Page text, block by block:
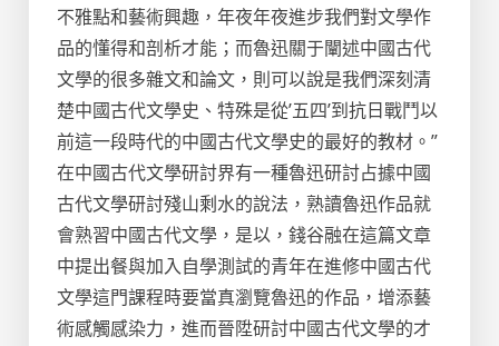
不雅點和藝術興趣，年夜年夜進步我們對文學作
品的懂得和剖析才能；而魯迅關于闡述中國古代
文學的很多雜文和論文，則可以說是我們深刻清
楚中國古代文學史、特殊是從’五四’到抗日戰鬥以
前這一段時代的中國古代文學史的最好的教材。”
在中國古代文學研討界有一種魯迅研討占據中國
古代文學研討殘山剩水的說法，熟讀魯迅作品就
會熟習中國古代文學，是以，錢谷融在這篇文章
中提出餐與加入自學測試的青年在進修中國古代
文學這門課程時要當真瀏覽魯迅的作品，增添藝
術感觸感染力，進而晉陞研討中國古代文學的才